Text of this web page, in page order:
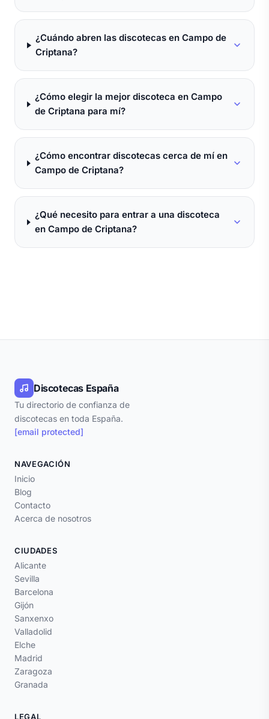
¿Cuándo abren las discotecas en Campo de
Criptana?
¿Cómo elegir la mejor discoteca en Campo
de Criptana para mí?
¿Cómo encontrar discotecas cerca de mí en
Campo de Criptana?
¿Qué necesito para entrar a una discoteca
en Campo de Criptana?
Discotecas España
Tu directorio de confianza de
discotecas en toda España.
[email protected]
NAVEGACIÓN
Inicio
Blog
Contacto
Acerca de nosotros
CIUDADES
Alicante
Sevilla
Barcelona
Gijón
Sanxenxo
Valladolid
Elche
Madrid
Zaragoza
Granada
LEGAL